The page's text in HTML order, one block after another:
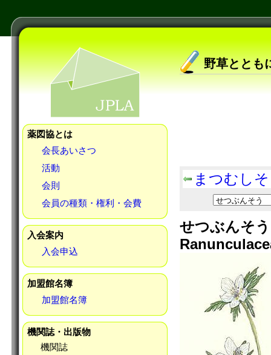
薬図協とは
会長あいさつ
活動
会則
会員の種類・権利・会費
入会案内
入会申込
加盟館名簿
加盟館名簿
機関誌・出版物
機関誌
野草ととも
まつむし
せつぶんそ